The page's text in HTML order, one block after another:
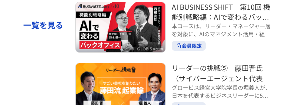
一覧を見る
3%BC%E3%82%AF%E3%82%B7%E3%
83%95%E3%83%88 ※本コースは、AIの
マネジメント活用を学ぶ「AIビジネスシ
フト」シリーズの一環として提供してい
ます。 ※本動画は、制作時点の情報に基
づき作成したものです（2026年03月制
か？ このコースは、あなたが“ありたい
自分”として生き、キャリアをデザイン
していくための思考と行動のガイドにな
ります。 ※本動画は、制作時点の情報に
基づき作成したものです（2025年11月
制作）
つつ、自律的に仕事を進めてもらうため
にはどうすればよいのか。 こうした悩み
に直面するリーダー・マネージャーの方
は多いのではないでしょうか。 変化が激
しく、正解のない現代においては、指示
や助言にとどまらず、メンバーの思考を
引き出し、自律的な行動を促す「コーチ
す。 本コースでは、基礎的なコーチング
の考え方を押さえたうえで、実際の職場
で起こりがちな事例をもとに、相手の思
考と行動を引き出す関わり方を学びま
す。 また、代表的なコーチングのフレー
AI BUSINESS SHIFT 第10回 機
能別戦略編：AIで変わるバック
オフィス
本コースは、リーダー・マネージャー層
を対象に、AIのマネジメント活用・組織
活用を体系的に学ぶ 『AI BUSINESS SHI
FTシリーズ（全12回）』の第10回で
バックオフィス」では、人事・総務・労
務・経理・情報システムなどのバックオ
フィス領域において、定型業務の自動化
や効率化といった現場レベルのAI活用だ
けでなく、いかにして経営や戦略に貢献
会員限定
リーダーの挑戦⑤ 藤田晋氏
（サイバーエージェント代表取
締役）
グロービス経営大学院学長の堀義人が、
日本を代表するビジネスリーダーに5つ
の質問（能力開発／挑戦／試練／仲間／